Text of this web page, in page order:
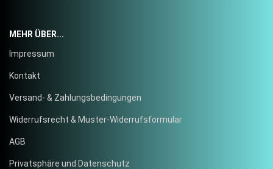
MEHR ÜBER...
Impressum
Kontakt
Versand- & Zahlungsbedingungen
Widerrufsrecht & Muster-Widerrufsformular
AGB
Privatsphäre und Datenschutz